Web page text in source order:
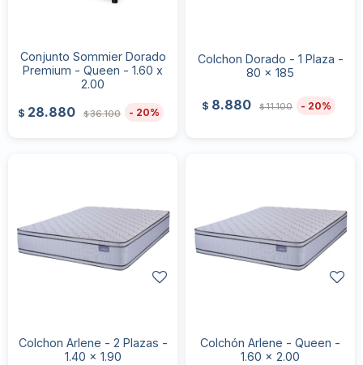
Conjunto Sommier Dorado
Premium - Queen - 1.60 x
2.00
$ 28.880 $36.100 20
Colchon Dorado - 1 Plaza -
80 x 185
$ 8.880 $11.100 20
Colchon Arlene - 2 Plazas -
1.40 x 1.90
Colchón Arlene - Queen -
1.60 x 2.00